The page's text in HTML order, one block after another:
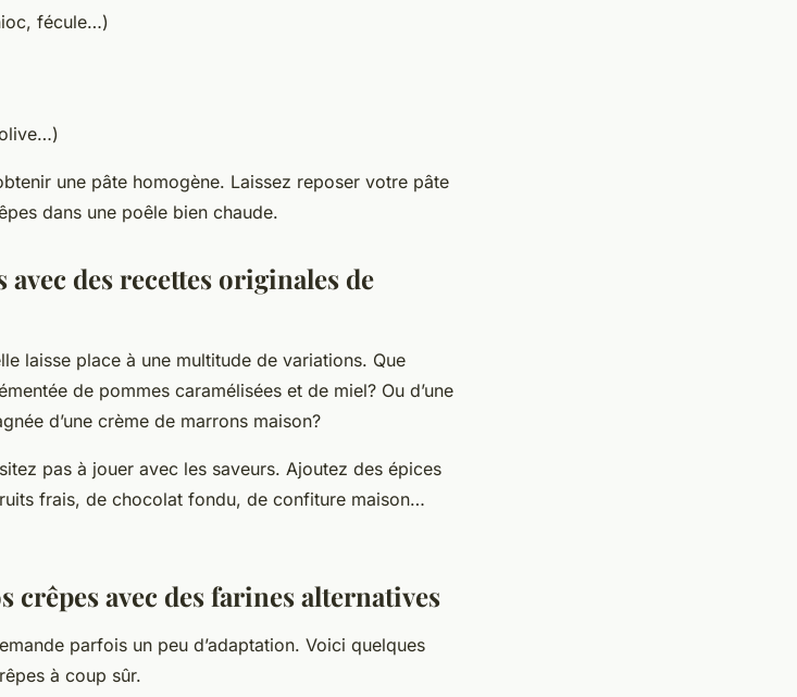
fécule…)
une pâte homogène. Laissez reposer votre pâte
dans une poêle bien chaude.
des recettes originales de
laisse place à une multitude de variations. Que
de pommes caramélisées et de miel? Ou d’une
d’une crème de marrons maison?
pas à jouer avec les saveurs. Ajoutez des épices
frais, de chocolat fondu, de confiture maison…
crêpes avec des farines alternatives
parfois un peu d’adaptation. Voici quelques
à coup sûr.